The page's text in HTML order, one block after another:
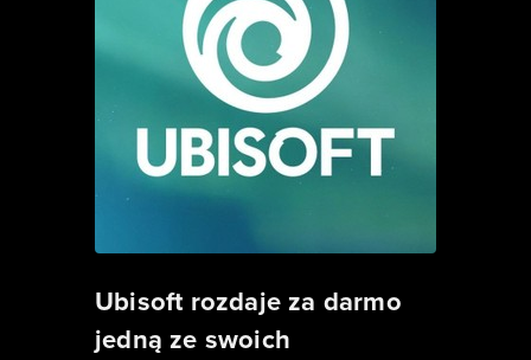
Ubisoft rozdaje za darmo
jedną ze swoich